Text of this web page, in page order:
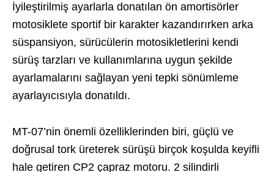
İyileştirilmiş ayarlarla donatılan ön amortisörler
motosiklete sportif bir karakter kazandırırken arka
süspansiyon, sürücülerin motosikletlerini kendi
sürüş tarzları ve kullanımlarına uygun şekilde
ayarlamalarını sağlayan yeni tepki sönümleme
ayarlayıcısıyla donatıldı.
MT-07’nin önemli özelliklerinden biri, güçlü ve
doğrusal tork üreterek sürüşü birçok koşulda keyifli
hale getiren CP2 çapraz motoru. 2 silindirli